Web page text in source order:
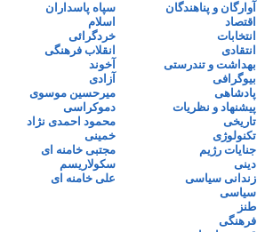
آوارگان و پناهندگان
اقتصاد
انتخابات
انتقادی
بهداشت و تندرستی
بیوگرافی
پادشاهی
پیشنهاد و نظریات
تاریخی
تکنولوژی
جنایات رژیم
دینی
زندانی سیاسی
سیاسی
طنز
فرهنگی
سپاه پاسداران
اسلام
خردگرائی
انقلاب فرهنگی
آخوند
آزادی
میرحسین موسوی
دموکراسی
محمود احمدی نژاد
خمینی
مجتبی خامنه ای
سکولاریسم
علی خامنه ای